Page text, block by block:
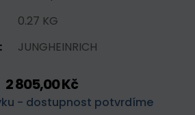
0.27 KG
JUNGHEINRICH
2 805,00 Kč
- dostupnost potvrdíme